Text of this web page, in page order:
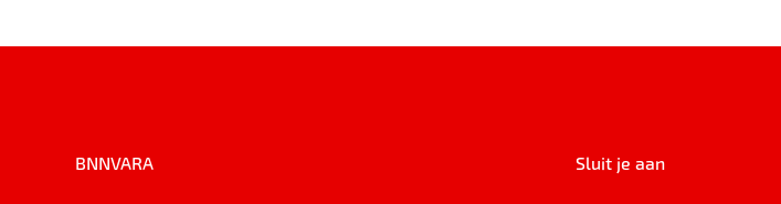
BNNVARA Sluit je aan